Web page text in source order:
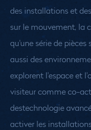
des installations et
sur le mouvement, la
qu'une série de pièces
aussi des
explorent l'espace et
visiteur comme co-
destechnologie
activer les